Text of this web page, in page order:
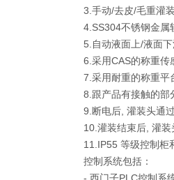
3.手动/去皮/毛重灌
4.SS304不锈钢金属
5.自动液面上/液面
6.采用CAS的称重传
7.采用耐重的称重平
8.跟产品有接触的部
9.断电后, 灌装头通
10.灌装结束后, 灌
11.IP55 等级控制柜
控制系统包括：